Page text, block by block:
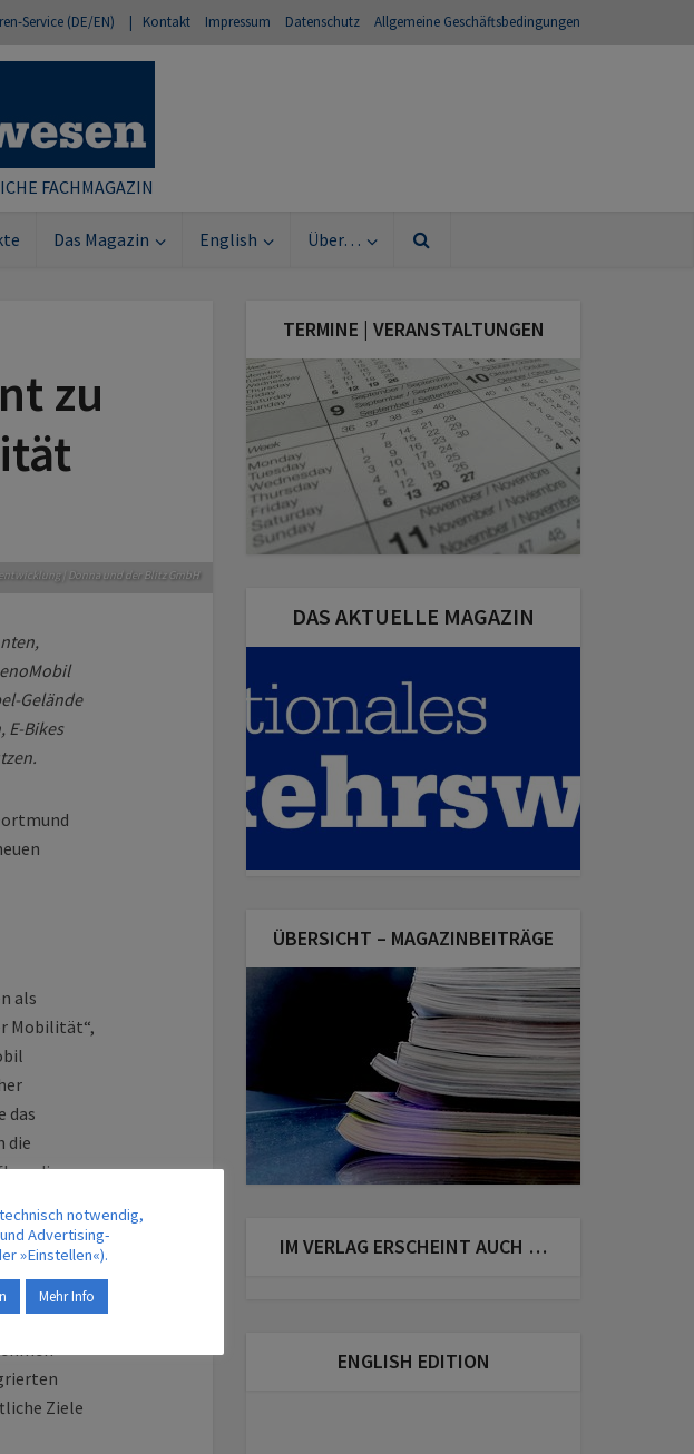
Service (DE/EN) | Kontakt Impressum Datenschutz Allgemeine Geschäftsbedingungen
FACHMAGAZIN
Das Magazin English Über…
zu
| Donna und der Blitz GmbH
Gelände
E-Bikes
als
Mobilität“,
das
die
die
eine
Ziele
TERMINE | VERANSTALTUNGEN
DAS AKTUELLE MAGAZIN
ÜBERSICHT – MAGAZINBEITRÄGE
IM VERLAG ERSCHEINT AUCH …
ENGLISH EDITION
notwendig,
Advertising-
»Einstellen«).
Mehr Info